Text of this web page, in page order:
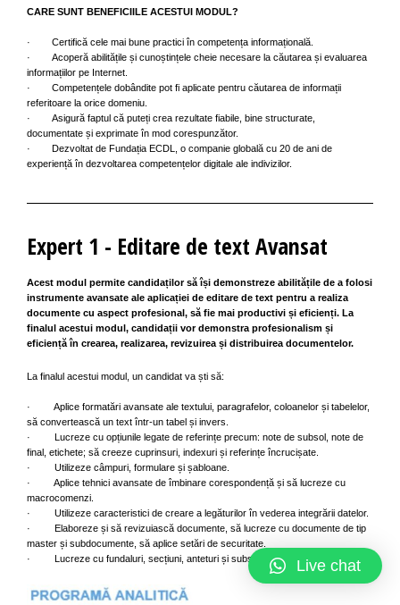
CARE SUNT BENEFICIILE ACESTUI MODUL?
· Certifică cele mai bune practici în competența informațională.
· Acoperă abilitățile și cunoștințele cheie necesare la căutarea și evaluarea
informațiilor pe Internet.
· Competențele dobândite pot fi aplicate pentru căutarea de informații
referitoare la orice domeniu.
· Asigură faptul că puteți crea rezultate fiabile, bine structurate,
documentate și exprimate în mod corespunzător.
· Dezvoltat de Fundația ECDL, o companie globală cu 20 de ani de
experiență în dezvoltarea competențelor digitale ale indivizilor.
Expert 1 - Editare de text Avansat
Acest modul permite candidaților să își demonstreze abilitățile de a folosi
instrumente avansate ale aplicației de editare de text pentru a realiza
documente cu aspect profesional, să fie mai productivi și eficienți. La
finalul acestui modul, candidații vor demonstra profesionalism și
eficiență în crearea, realizarea, revizuirea și distribuirea documentelor.
La finalul acestui modul, un candidat va ști să:
· Aplice formatări avansate ale textului, paragrafelor, coloanelor și tabelelor,
să convertească un text într-un tabel și invers.
· Lucreze cu opțiunile legate de referințe precum: note de subsol, note de
final, etichete; să creeze cuprinsuri, indexuri și referințe încrucișate.
· Utilizeze câmpuri, formulare și șabloane.
· Aplice tehnici avansate de îmbinare corespondență și să lucreze cu
macrocomenzi.
· Utilizeze caracteristici de creare a legăturilor în vederea integrării datelor.
· Elaboreze și să revizuiască documente, să lucreze cu documente de tip
master și subdocumente, să aplice setări de securitate.
· Lucreze cu fundaluri, secțiuni, anteturi și subsoluri.
Live chat